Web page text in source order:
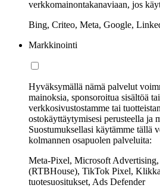
verkkomainontakanaviaan, jos
Bing, Criteo, Meta, Google,
Markkinointi
Hyväksymällä nämä palvelut
mainoksia, sponsoroitua sisältöä
verkkosivustostamme tai
ostokäyttäytymisesi perusteella ja
Suostumuksellasi käytämme tällä
kolmannen osapuolen palveluita:
Meta-Pixel, Microsoft
(RTBHouse), TikTok Pixel,
tuotesuositukset, Ads Defender